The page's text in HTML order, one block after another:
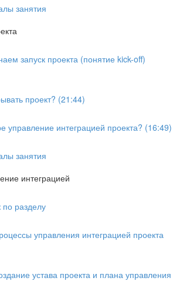
занятия
запуск проекта (понятие kick-off)
проект? (21:44)
управление интеграцией проекта? (16:49)
занятия
интеграцией
по разделу
управления интеграцией проекта
устава проекта и плана управления